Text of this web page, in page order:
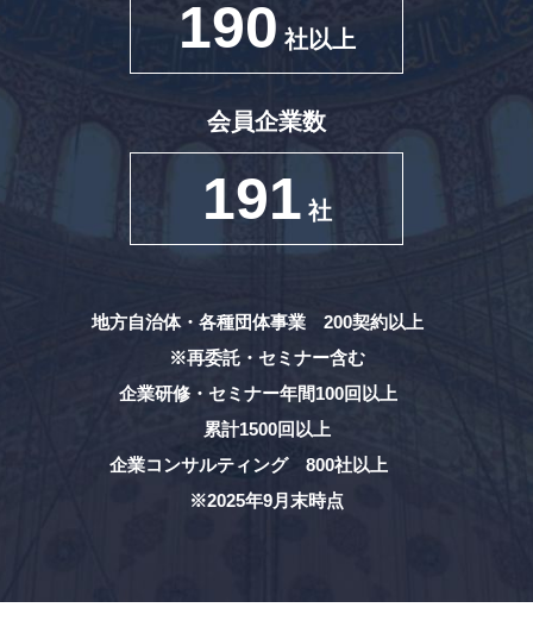
190 社以上
会員企業数
191 社
地方自治体・各種団体事業 200契約以上
※再委託・セミナー含む
企業研修・セミナー年間100回以上
累計1500回以上
企業コンサルティング 800社以上
※2025年9月末時点